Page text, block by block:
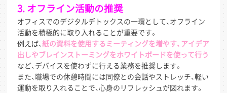
3. オフライン活動の推奨
オフィスでのデジタルデトックスの一環として、オフライン
活動を積極的に取り入れることが重要です。
例えば、紙の資料を使用するミーティングを増やす、アイデア
出しやブレインストーミングをホワイトボードを使って行う
など、デバイスを使わずに行える業務を推奨します。
また、職場での休憩時間には同僚との会話やストレッチ、軽い
運動を取り入れることで、心身のリフレッシュが図れます。